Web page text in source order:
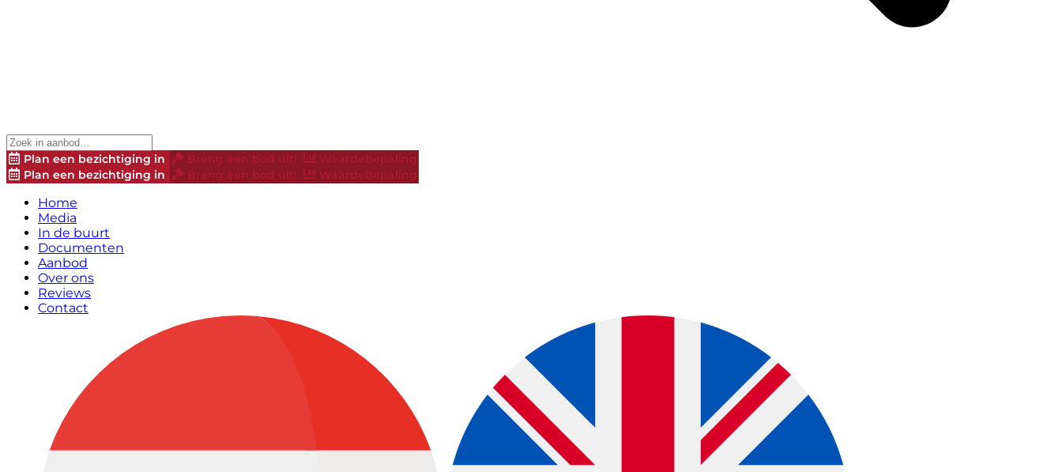
Plan een bezichtiging in Breng een bod uit!
Waardebepaling
Plan een bezichtiging in
Breng een bod uit! Waardebepaling
Home
Media
In de buurt
Documenten
Aanbod
Over ons
Reviews
Contact